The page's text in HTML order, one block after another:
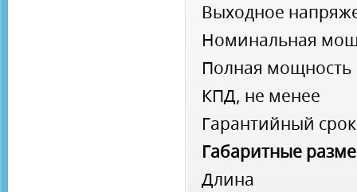
Выходное
Номинальная
Полная мощность
КПД, не менее
Гарантийный
Габаритные
Длина